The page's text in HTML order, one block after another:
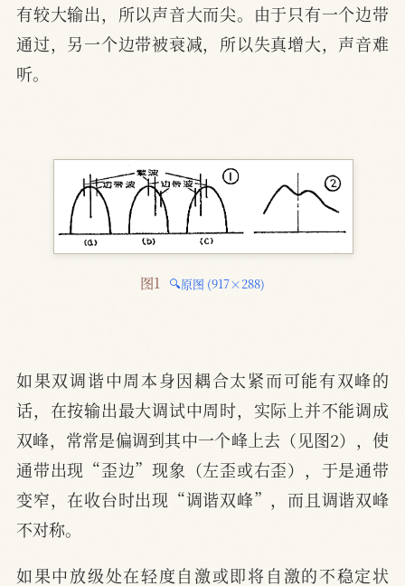
有较大输出，所以声音大而尖。由于只有一个边带
通过，另一个边带被衰减，所以失真增大，声音难
听。
图1 🔍原图 (917×288)
如果双调谐中周本身因耦合太紧而可能有双峰的
话，在按输出最大调试中周时，实际上并不能调成
双峰，常常是偏调到其中一个峰上去（见图2），使
通带出现“歪边”现象（左歪或右歪），于是通带
变窄，在收台时出现“调谐双峰”，而且调谐双峰
不对称。
如果中放级处在轻度自激或即将自激的不稳定状